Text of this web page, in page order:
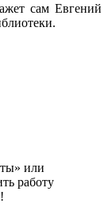
сам Евгений
или
работу